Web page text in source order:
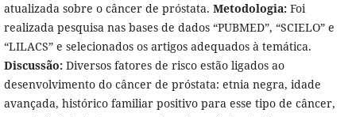
atualizada sobre o câncer de próstata. Metodologia:Foi
realizada pesquisa nas bases de dados “PUBMED”, “SCIELO” e
“LILACS” e selecionados os artigos adequados à temática.
Discussão:Diversos fatores de risco estão ligados ao
desenvolvimento do câncer de próstata: etnia negra, idade
avançada, histórico familiar positivo para esse tipo de câncer,